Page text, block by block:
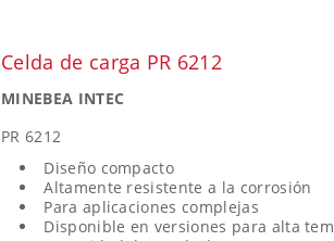
Celda de carga PR 6212
MINEBEA INTEC
PR 6212
Diseño compacto
Altamente resistente a la corrosión
Para aplicaciones complejas
Disponible en versiones para alta